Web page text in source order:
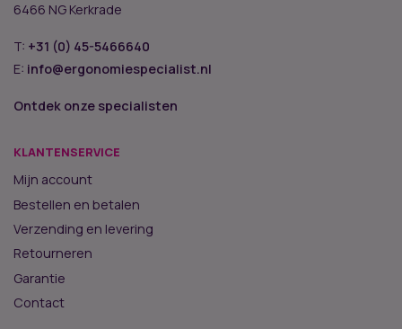
6466 NG Kerkrade
T: +31 (0) 45-5466640
E: info@ergonomiespecialist.nl
Ontdek onze specialisten
KLANTENSERVICE
Mijn account
Bestellen en betalen
Verzending en levering
Retourneren
Garantie
Contact